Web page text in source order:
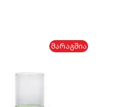
ᲛᲐᲠᲐᲒᲨᲘᲐ